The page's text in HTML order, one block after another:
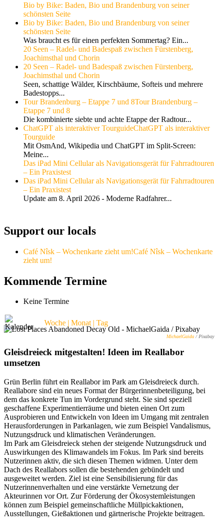
Bio by Bike: Baden, Bio und Brandenburg von seiner
schönsten Seite
Bio by Bike: Baden, Bio und Brandenburg von seiner
schönsten Seite
Was braucht es für einen perfekten Sommertag? Ein...
20 Seen – Radel- und Badespaß zwischen Fürstenberg,
Joachimsthal und Chorin
20 Seen – Radel- und Badespaß zwischen Fürstenberg,
Joachimsthal und Chorin
Seen, schattige Wälder, Kirschbäume, Softeis und mehrere
Badestopps...
Tour Brandenburg – Etappe 7 und 8Tour Brandenburg –
Etappe 7 und 8
Die kombinierte siebte und achte Etappe der Radtour...
ChatGPT als interaktiver TourguideChatGPT als interaktiver
Tourguide
Mit OsmAnd, Wikipedia und ChatGPT im Split-Screen:
Meine...
Das iPad Mini Cellular als Navigationsgerät für Fahrradtouren
– Ein Praxistest
Das iPad Mini Cellular als Navigationsgerät für Fahrradtouren
– Ein Praxistest
Update am 8. April 2026 - Moderne Radfahrer...
Support our locals
Café Nîsk – Wochenkarte zieht um!Café Nîsk – Wochenkarte
zieht um!
Kommende Termine
Keine Termine
Woche | Monat | Tag
MichaelGaida/ Pixabay
Gleisdreieck mitgestalten! Ideen im Reallabor
umsetzen
Grün Berlin führt ein Reallabor im Park am Gleisdreieck durch.
Reallabore sind ein neues Format der Bürgerinnenbeteiligung, bei
dem das konkrete Tun im Vordergrund steht. Sie sind speziell
geschaffene Experimentierräume und bieten einen Ort zum
Ausprobieren und Entwickeln von Ideen im Umgang mit zentralen
Herausforderungen in Parkanlagen, wie zum Beispiel Vandalismus,
Nutzungsdruck und klimatischen Veränderungen.
Im Park am Gleisdreieck stehen der steigende Nutzungsdruck und
Auswirkungen des Klimawandels im Fokus. Im Park sind bereits
Nutzerinnen aktiv, die sich diesen Themen widmen. Unter dem
Dach des Reallabors sollen die bestehenden gebündelt und
ausgeweitet werden. Ziel ist eine Sensibilisierung für das
Nutzerinnenverhalten und eine verstärkte Vernetzung der
Akteurinnen vor Ort. Zur Förderung der Ökosystemleistungen
können zum Beispiel gemeinschaftliche Müllpickaktionen,
Ausstellungen, Gießaktionen und gärtnerische Projekte beitragen.